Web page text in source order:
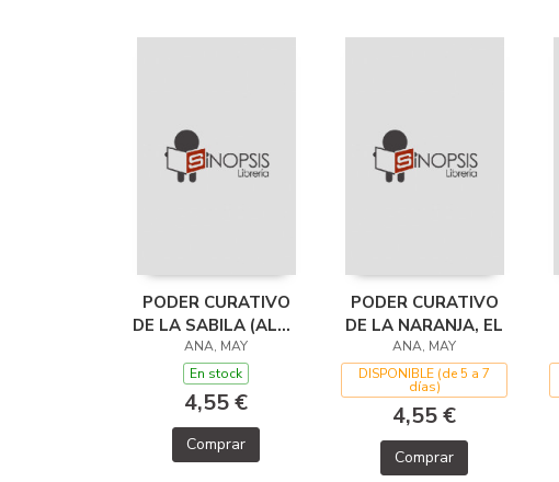
PODER CURATIVO
DE LA SABILA (ALOE
VERA), EL
ANA, MAY
En stock
4,55 €
Comprar
PODER CURATIVO
DE LA NARANJA, EL
ANA, MAY
DISPONIBLE (de 5 a 7
días)
4,55 €
Comprar